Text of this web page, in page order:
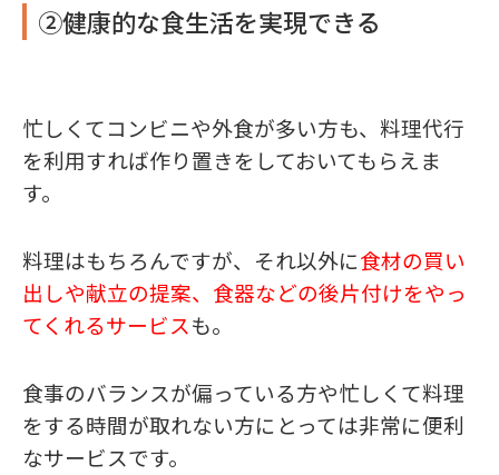
②健康的な食生活を実現できる
忙しくてコンビニや外食が多い方も、料理代行
を利用すれば作り置きをしておいてもらえま
す。
料理はもちろんですが、それ以外に食材の買い
出しや献立の提案、食器などの後片付けをやっ
てくれるサービスも。
食事のバランスが偏っている方や忙しくて料理
をする時間が取れない方にとっては非常に便利
なサービスです。